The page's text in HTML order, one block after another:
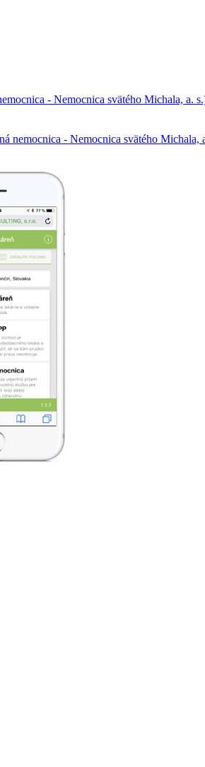
- Nemocnica svätého Michala, a.
nemocnica - Nemocnica svätého Michala,